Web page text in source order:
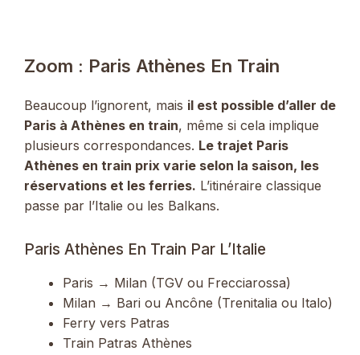
Zoom : Paris Athènes En Train
Beaucoup l’ignorent, mais il est possible d’aller de
Paris à Athènes en train, même si cela implique
plusieurs correspondances. Le trajet Paris
Athènes en train prix varie selon la saison, les
réservations et les ferries. L’itinéraire classique
passe par l’Italie ou les Balkans.
Paris Athènes En Train Par L’Italie
Paris → Milan (TGV ou Frecciarossa)
Milan → Bari ou Ancône (Trenitalia ou Italo)
Ferry vers Patras
Train Patras Athènes